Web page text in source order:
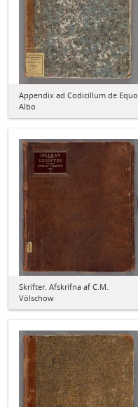
Appendix ad Codicillum de Equo
Albo
Skrifter. Afskrifna af C.M.
Völschow